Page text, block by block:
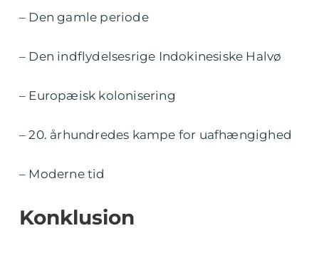
– Den gamle periode
– Den indflydelsesrige Indokinesiske Halvø
– Europæisk kolonisering
– 20. århundredes kampe for uafhængighed
– Moderne tid
Konklusion